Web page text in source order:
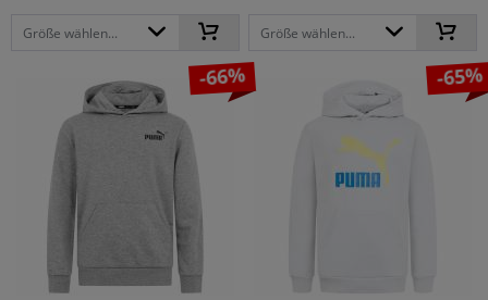
Größe wählen... Größe wählen...
-66% -65%